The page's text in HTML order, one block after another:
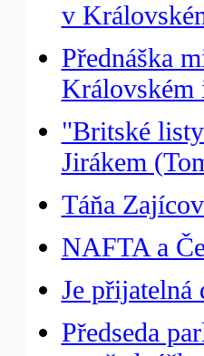
v
Přednáška
Královském
"Britské
Jirákem
Táňa
NAFTA a
Je přijatelná
Předseda